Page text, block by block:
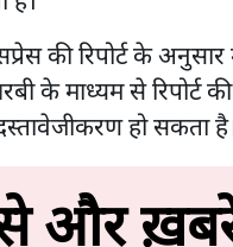
की रिपोर्ट के
के माध्यम से
हो सकता